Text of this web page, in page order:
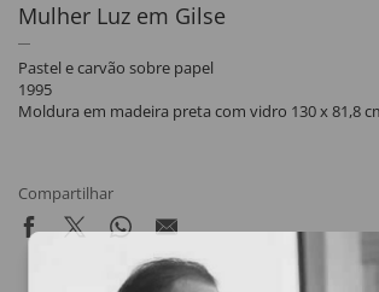
Mulher Luz em Gilse
Pastel e carvão sobre papel
1995
Moldura em madeira preta com vidro 130 x 81,8
Compartilhar